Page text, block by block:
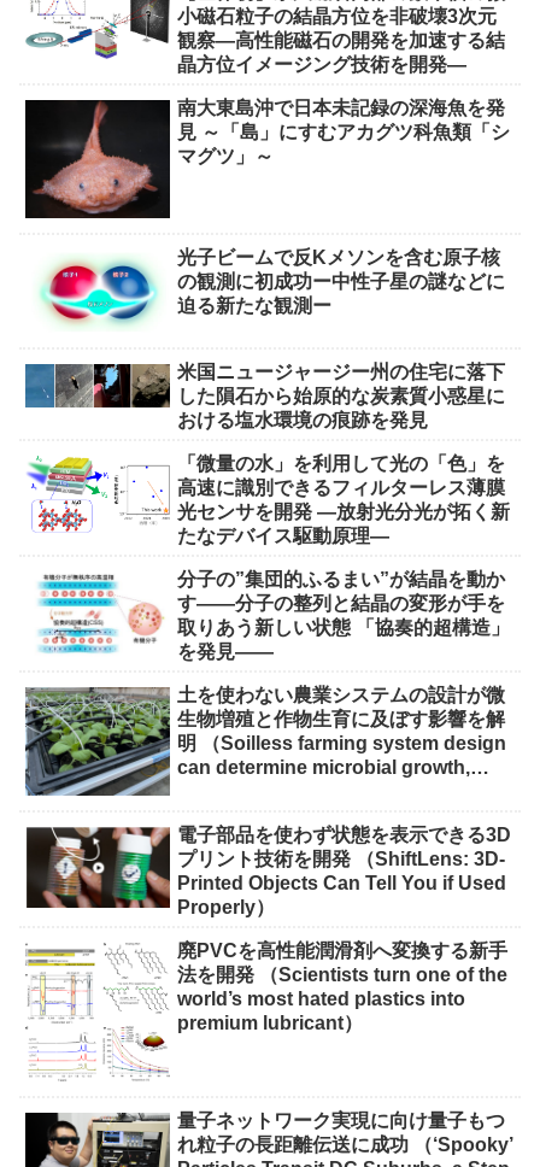
小磁石粒子の結晶方位を非破壊3次元
観察―高性能磁石の開発を加速する結
晶方位イメージング技術を開発―
南大東島沖で日本未記録の深海魚を発
見 ～「島」にすむアカグツ科魚類「シ
マグツ」～
光子ビームで反Kメソンを含む原子核
の観測に初成功ー中性子星の謎などに
迫る新たな観測ー
米国ニュージャージー州の住宅に落下
した隕石から始原的な炭素質小惑星に
おける塩水環境の痕跡を発見
「微量の水」を利用して光の「色」を
高速に識別できるフィルターレス薄膜
光センサを開発 ―放射光分光が拓く新
たなデバイス駆動原理―
分子の”集団的ふるまい”が結晶を動か
す――分子の整列と結晶の変形が手を
取りあう新しい状態 「協奏的超構造」
を発見――
土を使わない農業システムの設計が微
生物増殖と作物生育に及ぼす影響を解
明 （Soilless farming system design
can determine microbial growth,
電子部品を使わず状態を表示できる3D
プリント技術を開発 （ShiftLens: 3D-
Printed Objects Can Tell You if Used
Properly）
廃PVCを高性能潤滑剤へ変換する新手
法を開発 （Scientists turn one of the
world’s most hated plastics into
premium lubricant）
量子ネットワーク実現に向け量子もつ
れ粒子の長距離伝送に成功 （‘Spooky’